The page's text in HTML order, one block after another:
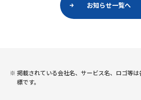
お知らせ一覧へ
掲載されている会社名、サービス名、ロゴ等
標です。